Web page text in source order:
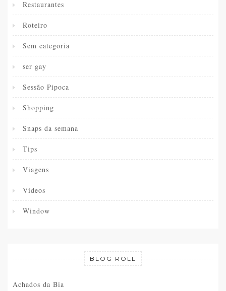
Restaurantes
Roteiro
Sem categoria
ser gay
Sessão Pipoca
Shopping
Snaps da semana
Tips
Viagens
Vídeos
Window
BLOG ROLL
Achados da Bia